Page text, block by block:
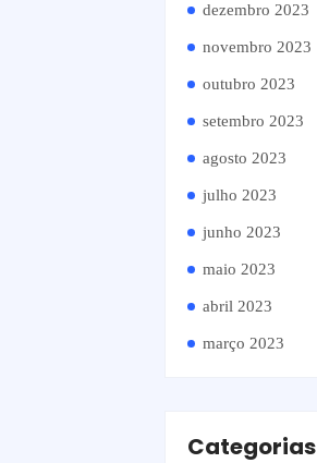
dezembro 2023
novembro 2023
outubro 2023
setembro 2023
agosto 2023
julho 2023
junho 2023
maio 2023
abril 2023
março 2023
Categorias